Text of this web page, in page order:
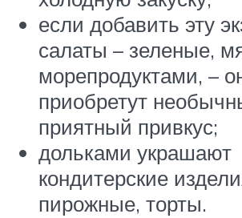
если добавить эту
салаты – зеленые,
морепродуктами, –
приобретут
приятный привкус;
дольками украшают
кондитерские
пирожные, торты.